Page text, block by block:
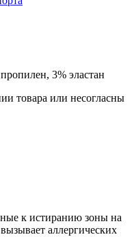
3% эластан
товара или несогласны
к истиранию зоны на
аллергических